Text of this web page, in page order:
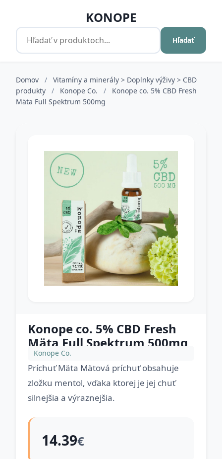
KONOPE
Hľadať
Domov /
Vitamíny a minerály > Doplnky výživy > CBD
produkty
/ Konope Co. /
Konope co. 5% CBD Fresh
Mäta Full Spektrum 500mg
Konope co. 5% CBD Fresh
Mäta Full Spektrum 500mg
Konope Co.
Príchuť Mäta Mätová príchuť obsahuje
zložku mentol, vďaka ktorej je jej chuť
silnejšia a výraznejšia.
14.39€